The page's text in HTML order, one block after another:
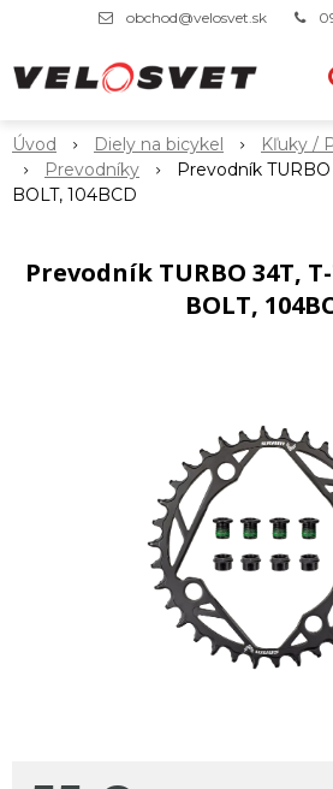
obchod@velosvet.sk
Úvod Diely na bicykel
Kľuky /
Prevodníky
Prevodník TURBO
BOLT, 104BCD
Prevodník TURBO 34T, T-
BOLT,